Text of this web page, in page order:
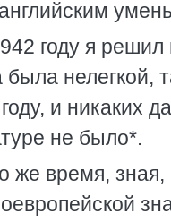
году я
была нелегкой,
и никаких
не было*.
же время, зная,